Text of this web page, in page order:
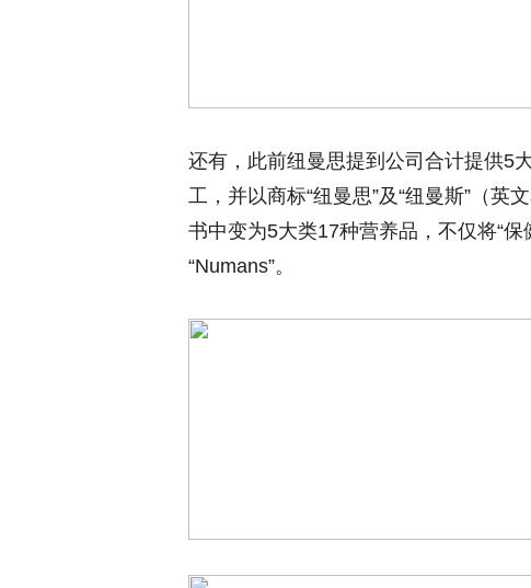
还有，此前纽曼思提到公司合计提供5
工，并以商标“纽曼思”及“纽曼斯”（英
书中变为5大类17种营养品，不仅将“保
“Numans”。